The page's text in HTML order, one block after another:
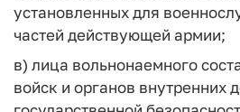
установленных для
частей действующей армии;
в) лица вольнонаемного
войск и органов внутренних